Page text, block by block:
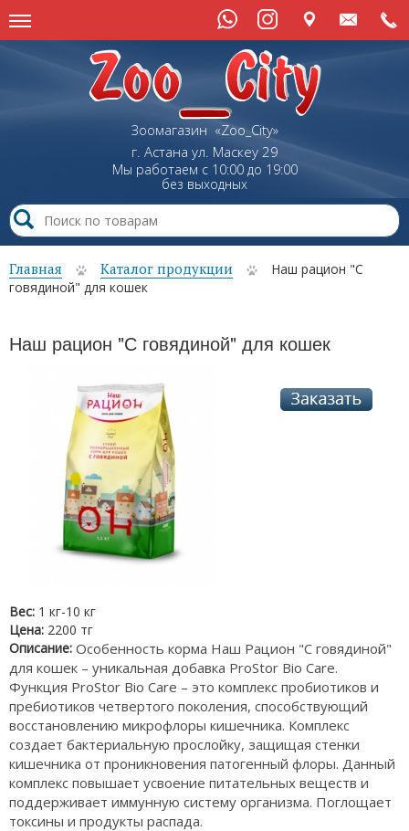
Зоомагазин «Zoo_City»
г. Астана ул. Маскеу29
Мы работаем с 10:00 до 19:00
без выходных
Главная Каталог продукции
Наш рацион "С
говядиной" для кошек
Наш рацион "С говядиной" для кошек
Вес: 1 кг-10 кг
Цена: 2200 тг
Описание: Особенность корма Наш Рацион "С говядиной"
для кошек – уникальная добавка ProStor Bio Care.
Функция ProStor Bio Care – это комплекс пробиотиков и
пребиотиков четвертого поколения, способствующий
восстановлению микрофлоры кишечника. Комплекс
создает бактериальную прослойку, защищая стенки
кишечника от проникновения патогенный флоры. Данный
комплекс повышает усвоение питательных веществ и
поддерживает иммунную систему организма. Поглощает
токсины и продукты распада.